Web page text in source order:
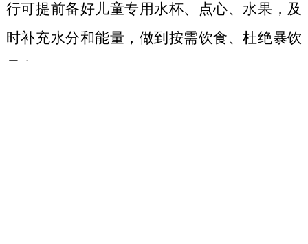
行可提前备好儿童专用水杯、点心、水果，及
时补充水分和能量，做到按需饮食、杜绝暴饮